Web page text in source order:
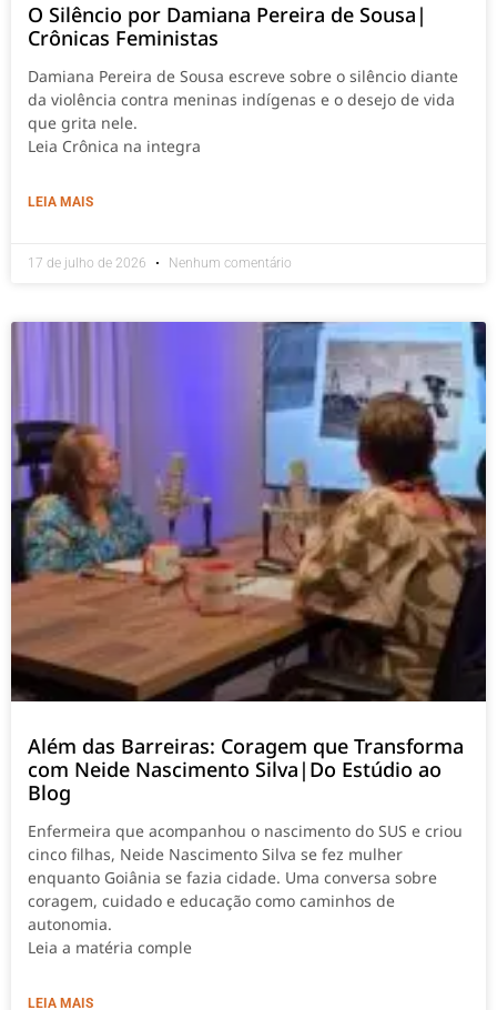
O Silêncio por Damiana Pereira de Sousa|
Crônicas Feministas
Damiana Pereira de Sousa escreve sobre o silêncio diante
da violência contra meninas indígenas e o desejo de vida
que grita nele.
Leia Crônica na integra
LEIA MAIS
17 de julho de 2026 Nenhum comentário
Além das Barreiras: Coragem que Transforma
com Neide Nascimento Silva|Do Estúdio ao
Blog
Enfermeira que acompanhou o nascimento do SUS e criou
cinco filhas, Neide Nascimento Silva se fez mulher
enquanto Goiânia se fazia cidade. Uma conversa sobre
coragem, cuidado e educação como caminhos de
autonomia.
Leia a matéria comple
LEIA MAIS